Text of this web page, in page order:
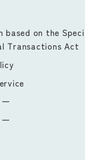
based on the
Transactions Act